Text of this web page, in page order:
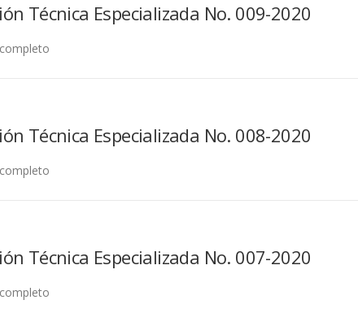
Técnica Especializada No. 009-2020
Técnica Especializada No. 008-2020
Técnica Especializada No. 007-2020